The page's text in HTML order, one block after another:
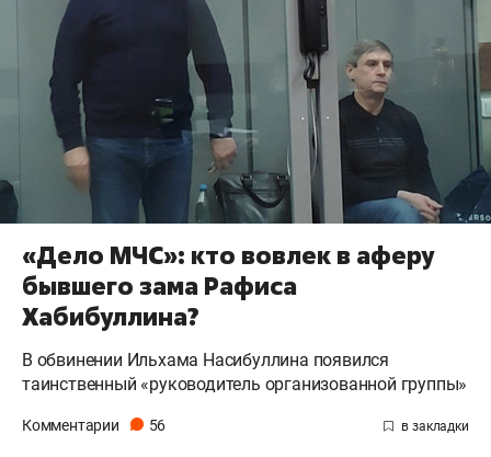
«Дело МЧС»: кто вовлек в аферу
бывшего зама Рафиса
Хабибуллина?
В обвинении Ильхама Насибуллина появился
таинственный «руководитель организованной группы»
Комментарии 56